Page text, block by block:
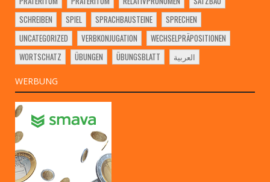
SCHREIBEN
SPIEL SPRACHBAUSTEINE
SPRECHEN
UNCATEGORIZED
VERBKONJUGATION
WECHSELPRÄPOSITIONEN
WORTSCHATZ
ÜBUNGEN ÜBUNGSBLATT العربية
WERBUNG